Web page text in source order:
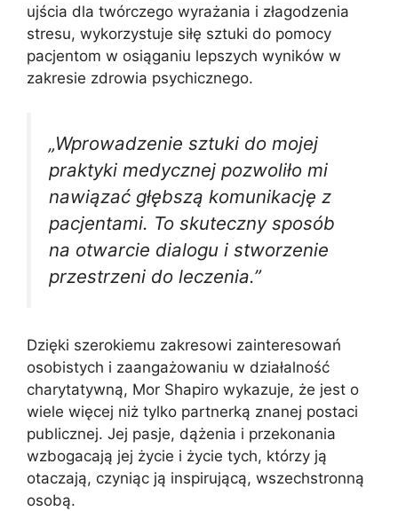
ujścia dla twórczego wyrażania i złagodzenia
stresu, wykorzystuje siłę sztuki do pomocy
pacjentom w osiąganiu lepszych wyników w
zakresie zdrowia psychicznego.
„Wprowadzenie sztuki do mojej
praktyki medycznej pozwoliło mi
nawiązać głębszą komunikację z
pacjentami. To skuteczny sposób
na otwarcie dialogu i stworzenie
przestrzeni do leczenia.”
Dzięki szerokiemu zakresowi zainteresowań
osobistych i zaangażowaniu w działalność
charytatywną, Mor Shapiro wykazuje, że jest o
wiele więcej niż tylko partnerką znanej postaci
publicznej. Jej pasje, dążenia i przekonania
wzbogacają jej życie i życie tych, którzy ją
otaczają, czyniąc ją inspirującą, wszechstronną
osobą.